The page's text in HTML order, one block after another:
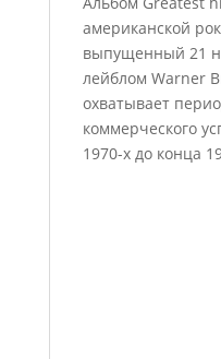
американской
выпущенный 21
лейблом Warner
охватывает
коммерческого
1970-х до конца